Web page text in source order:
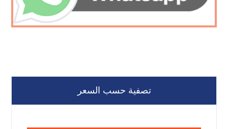
تصفية حسب السعر